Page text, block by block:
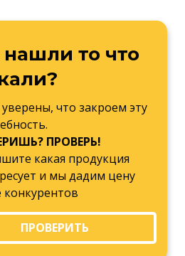
то что
что закроем эту
ПРОВЕРЬ!
какая продукция
и мы дадим цену
конкурентов
ПРОВЕРИТЬ